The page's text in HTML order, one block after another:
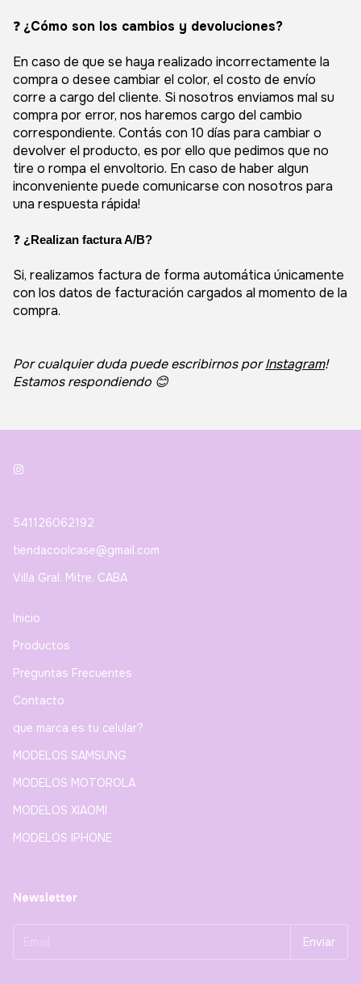
❓ ¿Cómo son los cambios y devoluciones?
En caso de que se haya realizado incorrectamente la
compra o desee cambiar el color, el costo de envío
corre a cargo del cliente. Si nosotros enviamos mal su
compra por error, nos haremos cargo del cambio
correspondiente. Contás con 10 días para cambiar o
devolver el producto, es por ello que pedimos que no
tire o rompa el envoltorio. En caso de haber algun
inconveniente puede comunicarse con nosotros para
una respuesta rápida!
❓ ¿Realizan factura A/B?
Si, realizamos factura de forma automática únicamente
con los datos de facturación cargados al momento de la
compra.
Por cualquier duda puede escribirnos porInstagram!
Estamos respondiendo 😊
541126062192
tiendacoolcase@gmail.com
Villa Gral. Mitre, CABA
Inicio
Productos
Preguntas Frecuentes
Contacto
que marca es tu celular?
MODELOS SAMSUNG
MODELOS MOTOROLA
MODELOS XIAOMI
MODELOS IPHONE
Newsletter